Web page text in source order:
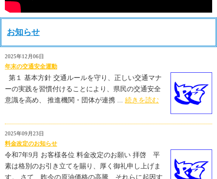
お知らせ
2025年12月06日
年末の交通安全運動
第１ 基本方針 交通ルールを守り、正しい交通マナ
ーの実践を習慣付けることにより、県民の交通安全
意識を高め、 推進機関・団体が連携 ... 続きを読む
2025年09月23日
料金改定のお知らせ
令和7年9月 お客様各位 料金改定のお願い 拝啓 平
素は格別のお引き立てを賜り、厚く御礼申し上げま
す。 さて、昨今の原油価格の高騰、それらに起因す